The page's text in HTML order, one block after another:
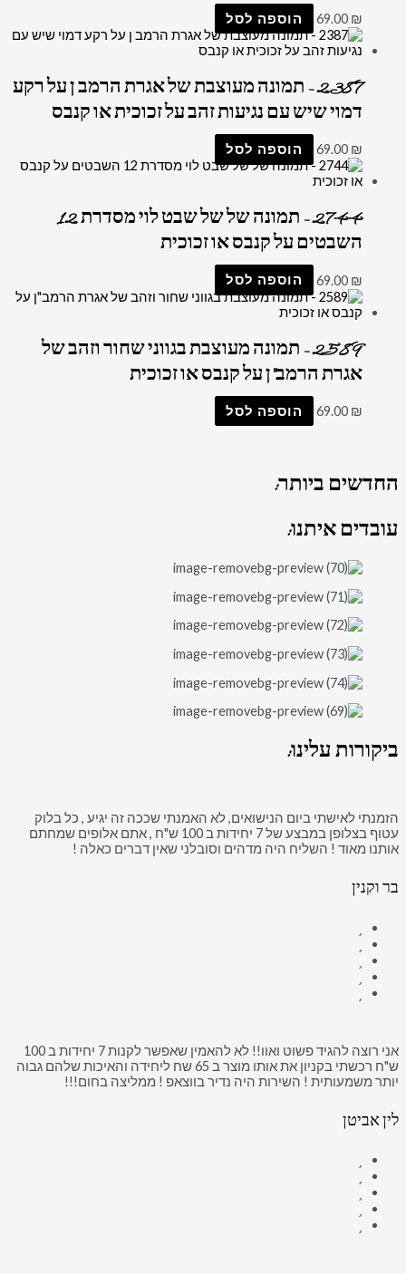
69.00 ₪ הוספה לסל
2387 – תמונה מעוצבת של אגרת הרמב ן על רקע
דמוי שיש עם נגיעות זהב על זכוכית או קנבס
69.00 ₪ הוספה לסל
2744 – תמונה של של שבט לוי מסדרת 12
השבטים על קנבס או זכוכית
69.00 ₪ הוספה לסל
2589 – תמונה מעוצבת בגווני שחור וזהב של
אגרת הרמב"ן על קנבס או זכוכית
69.00 ₪ הוספה לסל
החדשיםביותר:
עובדיםאיתנו:
ביקורותעלינו:
הזמנתי לאישתי ביום הנישואים, לא האמנתי שככה זה יגיע , כל בלוק
עטוף בצלופן במבצע של 7 יחידות ב 100 ש"ח , אתם אלופים שמחתם
אותנו מאוד ! השליח היה מדהים וסובלני שאין דברים כאלה !
בר וקנין
אני רוצה להגיד פשוט ואוו!! לא להאמין שאפשר לקנות 7 יחידות ב 100
ש"ח רכשתי בקניון את אותו מוצר ב 65 שח ליחידה והאיכות שלהם גבוה
יותר משמעותית ! השירות היה נדיר בווצאפ ! ממליצה בחום!!!
לין אביטן